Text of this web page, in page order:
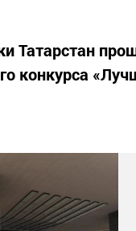
Татарстан
конкурса